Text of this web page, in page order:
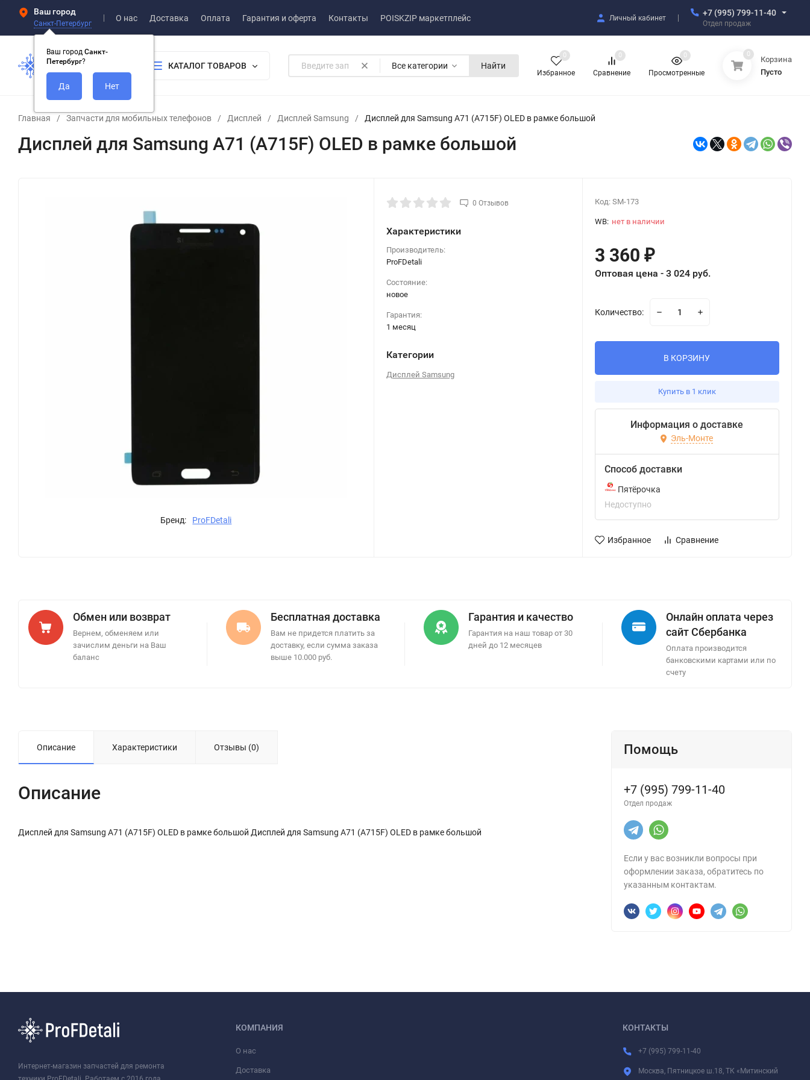
Ваш город
Санкт-Петербург
Ваш город Санкт-
Петербург?
О нас Доставка Оплата Гарантия и оферта Контакты POISKZIP маркетплейс Личный кабинет
+7 (995) 799-11-40
Отдел продаж
КАТАЛОГ ТОВАРОВ Все категории Найти
Избранное
0
Сравнение
0
Просмотренные
0 0
Корзина
Пусто
Главная / Запчасти для мобильных телефонов / Дисплей / Дисплей Samsung / Дисплей для Samsung A71 (A715F) OLED в рамке большой
Дисплей для Samsung A71 (A715F) OLED в рамке большой
Бренд: ProFDetali
0 Отзывов
Характеристики
Производитель:
ProFDetali
Состояние:
новое
Гарантия:
1 месяц
Категории
Дисплей Samsung
Код: SM-173
WB: нет в наличии
3 360 ₽
Оптовая цена - 3 024 руб.
Количество:
В КОРЗИНУ
Купить в 1 клик
Информация о доставке
Эль-Монте
Способ доставки
Пятёрочка
Недоступно
Избранное Сравнение
Обмен или возврат
Вернем, обменяем или
зачислим деньги на Ваш
баланс
Бесплатная доставка
Вам не придется платить за
доставку, если сумма заказа
выше 10.000 руб.
Гарантия и качество
Гарантия на наш товар от 30
дней до 12 месяцев
Онлайн оплата через
сайт Сбербанка
Оплата производится
банковскими картами или по
счету
Описание Характеристики Отзывы (0)
Описание
Дисплей для Samsung A71 (A715F) OLED в рамке большой Дисплей для Samsung A71 (A715F) OLED в рамке большой
Помощь
+7 (995) 799-11-40
Отдел продаж
Если у вас возникли вопросы при
оформлении заказа, обратитесь по
указанным контактам.
Интернет-магазин запчастей для ремонта
КОМПАНИЯ
О нас
Доставка
КОНТАКТЫ
+7 (995) 799-11-40
Москва, Пятницкое ш.18, ТК «Митинский